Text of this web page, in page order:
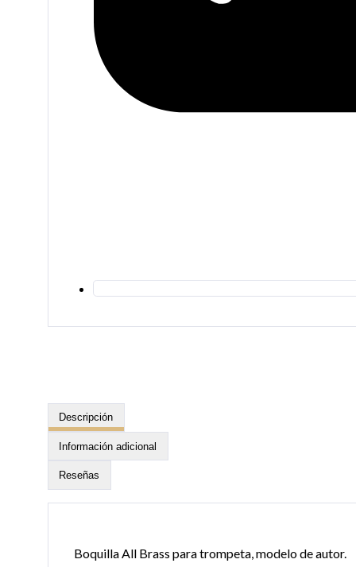
Descripción
Información adicional
Reseñas
Boquilla All Brass para trompeta, modelo de autor.